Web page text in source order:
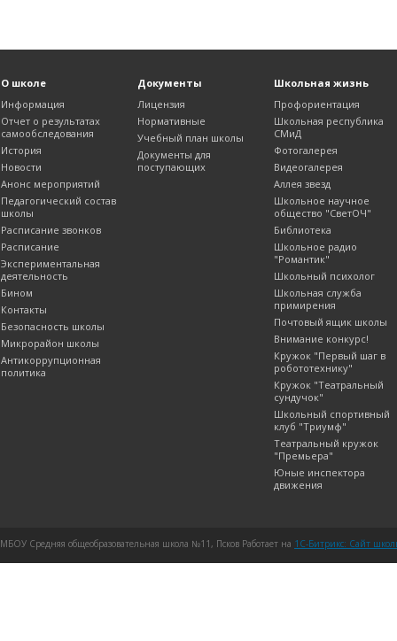
О школе
Информация
Отчет о результатах
самообследования
История
Новости
Анонс мероприятий
Педагогический состав
школы
Расписание звонков
Расписание
Экспериментальная
деятельность
Бином
Контакты
Безопасность школы
Микрорайон школы
Антикоррупционная
политика
Документы
Лицензия
Нормативные
Учебный план школы
Документы для
поступающих
Школьная жизнь
Профориентация
Школьная республика
СМиД
Фотогалерея
Видеогалерея
Аллея звезд
Школьное научное
общество "СветОЧ"
Библиотека
Школьное радио
"Романтик"
Школьный психолог
Школьная служба
примирения
Почтовый ящик школы
Внимание конкурс!
Кружок "Первый шаг в
робототехнику"
Кружок "Театральный
сундучок"
Школьный спортивный
клуб "Триумф"
Театральный кружок
"Премьера"
Юные инспектора
движения
МБОУ Средняя общеобразовательная школа №11, Псков Работает на 1C-Битрикс: Сайт